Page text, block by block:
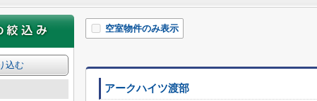
空室物件のみ表示
アークハイツ渡部
込む